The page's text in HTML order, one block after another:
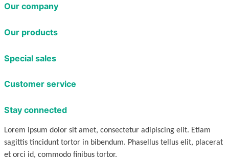
Our company
Our products
Special sales
Customer service
Stay connected
Lorem ipsum dolor sit amet, consectetur adipiscing elit. Etiam
sagittis tincidunt tortor in bibendum. Phasellus tellus elit, placerat
et orci id, commodo finibus tortor.